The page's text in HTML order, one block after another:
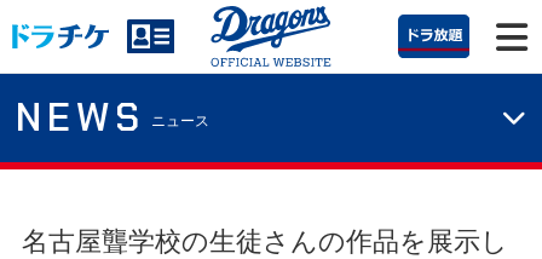
NEWS ニュース
名古屋聾学校の生徒さんの作品を展示し